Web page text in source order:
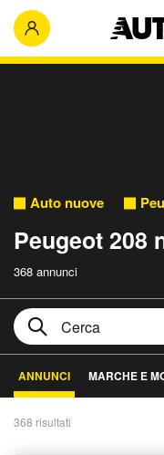
Auto nuove
Peugeot 208
368 annunci
ANNUNCI MARCHE E
368 risultati